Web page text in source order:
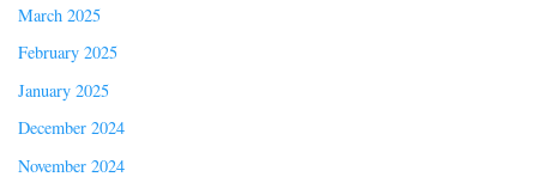
March 2025
February 2025
January 2025
December 2024
November 2024